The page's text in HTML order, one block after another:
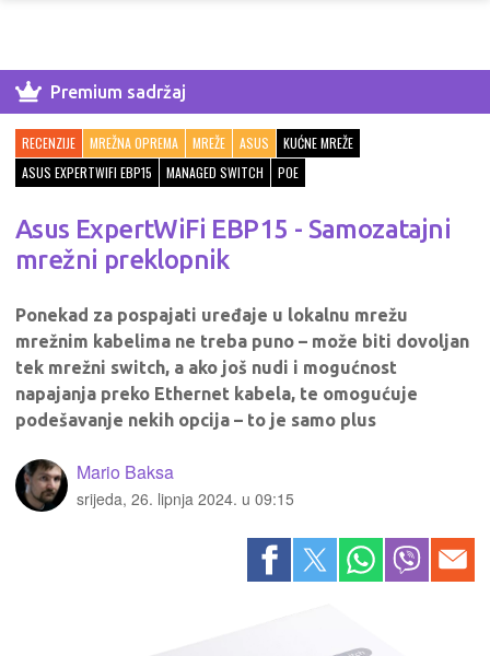
Premium sadržaj
RECENZIJE MREŽNA OPREMA MREŽE ASUS
KUĆNE MREŽE
ASUS EXPERTWIFI EBP15
MANAGED SWITCH POE
Asus ExpertWiFi EBP15 - Samozatajni
mrežni preklopnik
Ponekad za pospajati uređaje u lokalnu mrežu
mrežnim kabelima ne treba puno – može biti dovoljan
tek mrežni switch, a ako još nudi i mogućnost
napajanja preko Ethernet kabela, te omogućuje
podešavanje nekih opcija – to je samo plus
Mario Baksa
srijeda, 26. lipnja 2024. u 09:15